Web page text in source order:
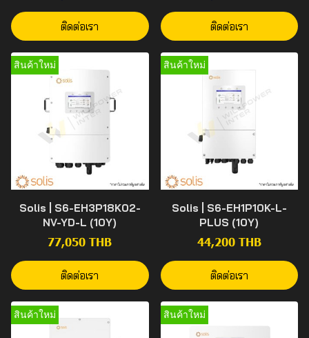
ติดต่อเรา ติดต่อเรา
สินค้าใหม่
Solis | S6-EH3P18K02-
NV-YD-L (10Y)
77,050 THB
ติดต่อเรา
สินค้าใหม่
Solis | S6-EH1P10K-L-
PLUS (10Y)
44,200 THB
ติดต่อเรา
สินค้าใหม่ สินค้าใหม่